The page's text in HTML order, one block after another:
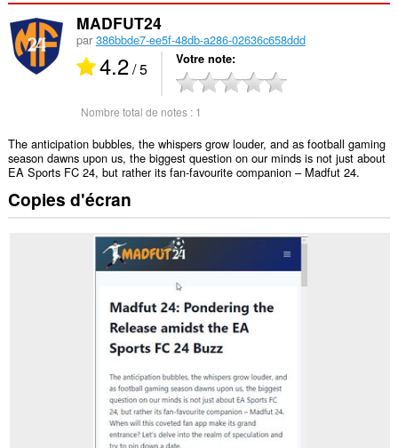
MADFUT24
par 386bbde7-ee5f-48db-a286-02636c658ddd
4.2/ 5 Votre note
Nombre total de notes : 1
The anticipation bubbles, the whispers grow louder, and as football gaming
season dawns upon us, the biggest question on our minds is not just about
EA Sports FC 24, but rather its fan-favourite companion – Madfut 24.
Copies d'écran